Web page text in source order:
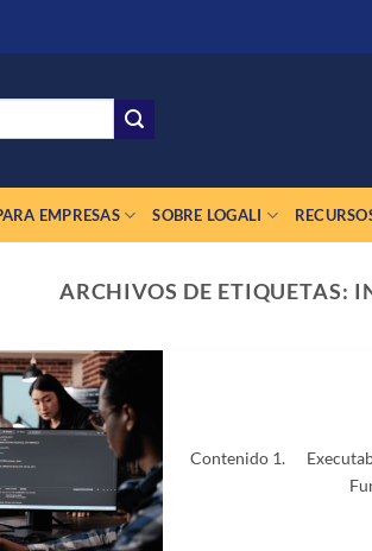
EMPRESAS SOBRE LOGALI
ARCHIVOS DE ETIQUETAS:
Contenido 1.